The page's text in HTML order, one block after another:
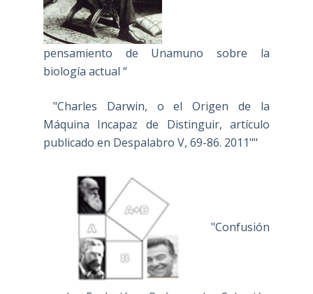
pensamiento de Unamuno sobre la
biología actual “
"Charles Darwin, o el Origen de la
Máquina Incapaz de Distinguir, artículo
publicado en Despalabro V, 69-86. 2011""
"Confusión